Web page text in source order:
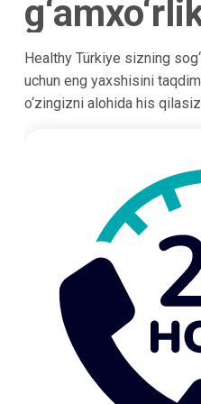
Healthy Türkiye sizning
uchun eng yaxshisini
o‘zingizni alohida his